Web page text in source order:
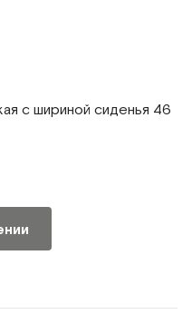
с шириной сиденья 46